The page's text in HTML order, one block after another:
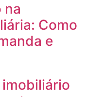
na
Como
e